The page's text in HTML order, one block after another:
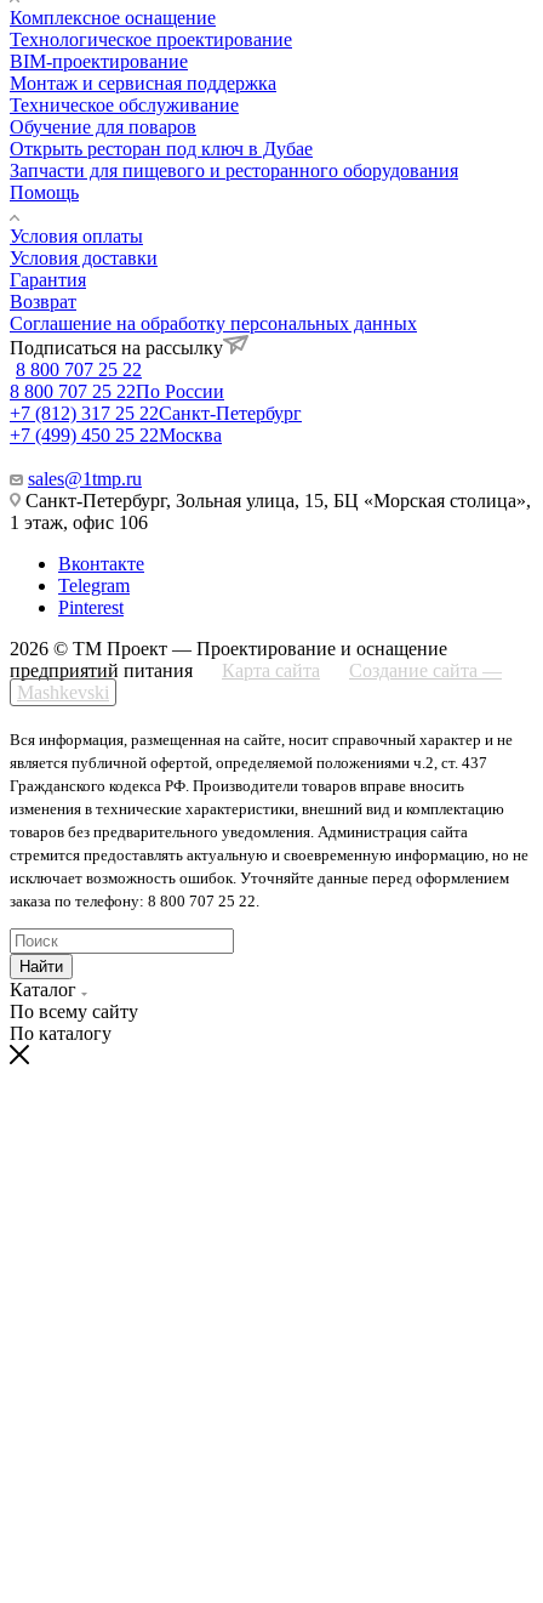
Комплексное оснащение
Технологическое проектирование
BIM-проектирование
Монтаж и сервисная поддержка
Техническое обслуживание
Обучение для поваров
Открыть ресторан под ключ в Дубае
Запчасти для пищевого и ресторанного оборудования
Помощь
Условия оплаты
Условия доставки
Гарантия
Возврат
Соглашение на обработку персональных данных
Подписаться на рассылку
8 800 707 25 22
8 800 707 25 22По России
+7 (812) 317 25 22Санкт-Петербург
+7 (499) 450 25 22Москва
sales@1tmp.ru
Санкт-Петербург, Зольная улица, 15, БЦ «Морская столица»,
1 этаж, офис 106
Вконтакте
Telegram
Pinterest
2026 © ТМ Проект — Проектирование и оснащение
предприятий питания
Карта сайта
Создание сайта —
Mashkevski
Вся информация, размещенная на сайте, носит справочный характер и не
является публичной офертой, определяемой положениями ч.2, ст. 437
Гражданского кодекса РФ. Производители товаров вправе вносить
изменения в технические характеристики, внешний вид и комплектацию
товаров без предварительного уведомления. Администрация сайта
стремится предоставлять актуальную и своевременную информацию, но не
исключает возможность ошибок. Уточняйте данные перед оформлением
заказа по телефону: 8 800 707 25 22.
Найти
Каталог
По всему сайту
По каталогу